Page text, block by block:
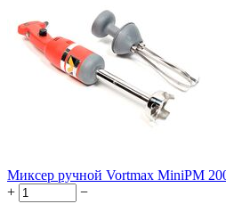
Миксер ручной Vortmax MiniPM
+
−